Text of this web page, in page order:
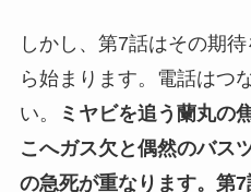
しかし、第7話はその期
ら始まります。電話はつ
い。
ミヤビを追う蘭丸の
こへガス欠と偶然のバス
の急死が重なります。 第7